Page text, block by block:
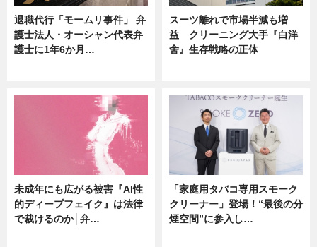
退職代行「モームリ事件」 弁
護士法人・オーシャン代表弁
護士に1年6か月…
スーツ離れで市場半減も増
益 クリーニング大手『白洋
舍』生存戦略の正体
未成年にも広がる被害『AI性
的ディープフェイク』は法律
で裁けるのか│弁…
「家庭用タバコ専用スモーク
クリーナー」登場！“最後の分
煙空間”に参入し…